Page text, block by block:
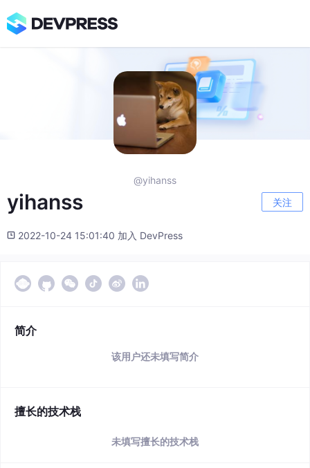
@yihanss
yihanss 关注
2022-10-24 15:01:40 加入 DevPress
简介
该用户还未填写简介
擅长的技术栈
未填写擅长的技术栈